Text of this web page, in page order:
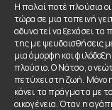
Η παλαί ποτέ πλούσια
τώρα σε μια ταπεινή
αδυνατεί να ξεχάσει τα
της με ψευδαισθήσεις
μια όμορφη και
πλούσιο. Ο Νάτσο, ο
πετύχει στη ζωή. Μόνο
κάνει τα πράγματα με
οικογένεια. Όταν η